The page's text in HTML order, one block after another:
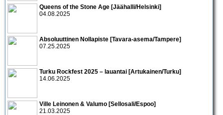
Queens of the Stone Age [Jäähalli/Helsinki]
04.08.2025
Absoluuttinen Nollapiste [Tavara-asema/Tampere]
07.25.2025
Turku Rockfest 2025 – lauantai [Artukainen/Turku]
14.06.2025
Ville Leinonen & Valumo [Sellosali/Espoo]
21.03.2025